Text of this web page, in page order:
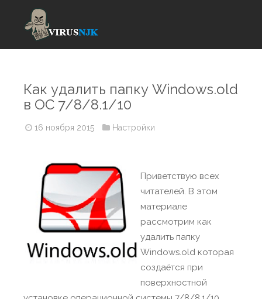
Как удалить папку Windows.old
в ОС 7/8/8.1/10
16 ноября 2015 Настройки
Приветствую всех
читателей. В этом
материале
рассмотрим как
удалить папку
Windows.old которая
создаётся при
поверхностной